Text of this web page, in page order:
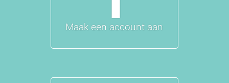
Maak een account aan